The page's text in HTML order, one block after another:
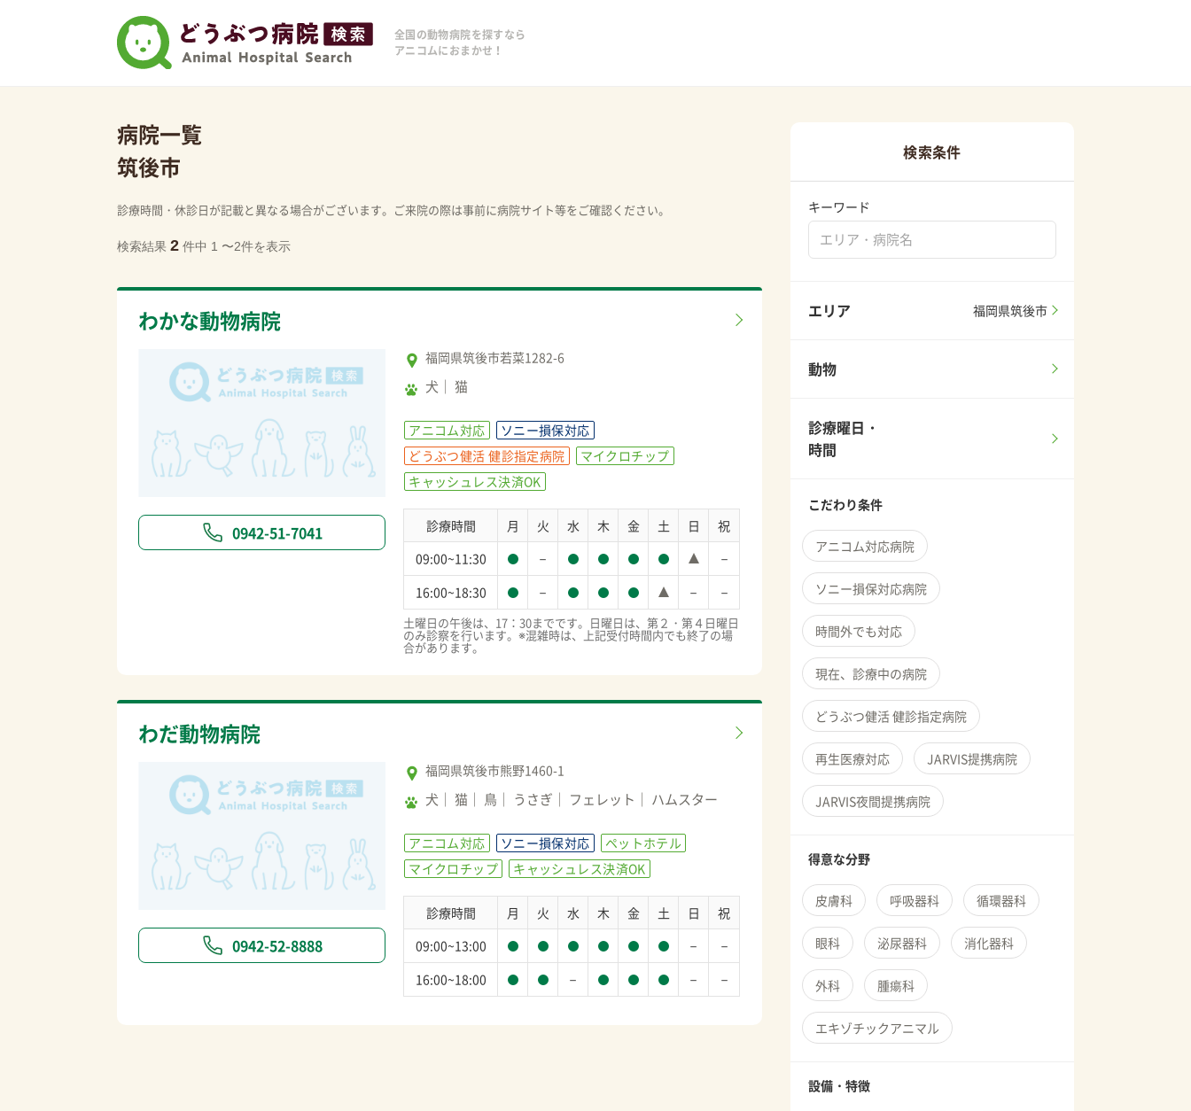
全国の動物病院を探すなら
アニコムにおまかせ！
病院一覧
筑後市
診療時間・休診日が記載と異なる場合がございます。ご来院の際は事前に病院サイト等をご確認ください。
検索結果 2 件中 1 〜2件を表示
わかな動物病院
0942-51-7041
福岡県筑後市若菜1282-6
犬 猫
アニコム対応
ソニー損保対応
どうぶつ健活 健診指定病院
マイクロチップ
キャッシュレス決済OK
診療時間 月 火 水 木 金 土 日
祝
09:00~11:30
－ －
16:00~18:30 － － －
土曜日の午後は、17：30までです。日曜日は、第２・第４日曜日
のみ診察を行います。※混雑時は、上記受付時間内でも終了の場
合があります。
わだ動物病院
0942-52-8888
福岡県筑後市熊野1460-1
犬 猫 鳥 うさぎ フェレット ハムスター
アニコム対応 ソニー損保対応
ペットホテル
マイクロチップ
キャッシュレス決済OK
診療時間 月 火 水 木 金 土 日
祝
09:00~13:00
－ －
16:00~18:00 － － －
検索条件
キーワード
エリア 福岡県筑後市
動物
診療曜日・
時間
こだわり条件
アニコム対応病院
ソニー損保対応病院
時間外でも対応
現在、診療中の病院
どうぶつ健活 健診指定病院
再生医療対応 JARVIS提携病院
JARVIS夜間提携病院
得意な分野
皮膚科 呼吸器科 循環器科
眼科 泌尿器科 消化器科
外科 腫瘍科
エキゾチックアニマル
設備・特徴